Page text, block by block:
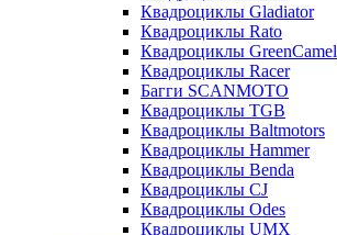
Квадроциклы Gladiator
Квадроциклы Rato
Квадроциклы GreenCamel
Квадроциклы Racer
Багги SCANMOTO
Квадроциклы TGB
Квадроциклы Baltmotors
Квадроциклы Hammer
Квадроциклы Benda
Квадроциклы CJ
Квадроциклы Odes
Квадроциклы UMX